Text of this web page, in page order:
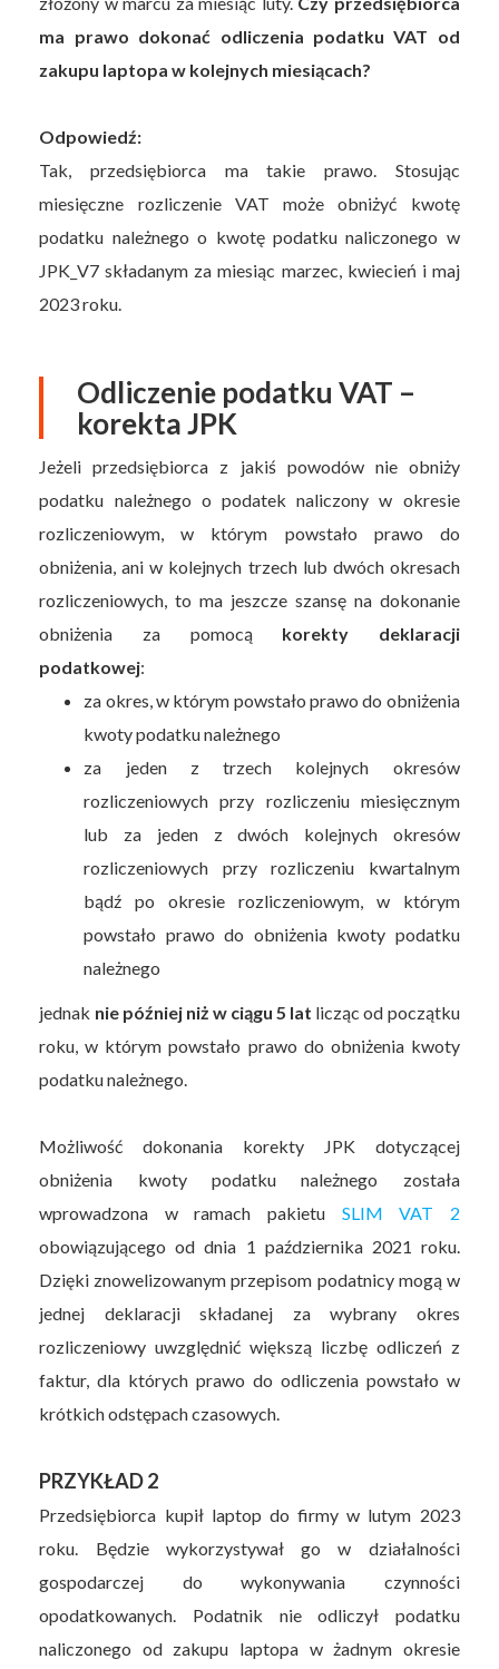
ma prawo dokonać odliczenia podatku VAT od
zakupu laptopa w kolejnych miesiącach?
Odpowiedź:
Tak, przedsiębiorca ma takie prawo. Stosując
miesięczne rozliczenie VAT może obniżyć kwotę
podatku należnego o kwotę podatku naliczonego w
JPK_V7 składanym za miesiąc marzec, kwiecień i maj
2023 roku.
Odliczenie podatku VAT –
korekta JPK
Jeżeli przedsiębiorca z jakiś powodów nie obniży
podatku należnego o podatek naliczony w okresie
rozliczeniowym, w którym powstało prawo do
obniżenia, ani w kolejnych trzech lub dwóch okresach
rozliczeniowych, to ma jeszcze szansę na dokonanie
obniżenia za pomocą korekty deklaracji
podatkowej:
za okres, w którym powstało prawo do obniżenia
kwoty podatku należnego
za jeden z trzech kolejnych okresów
rozliczeniowych przy rozliczeniu miesięcznym
lub za jeden z dwóch kolejnych okresów
rozliczeniowych przy rozliczeniu kwartalnym
bądź po okresie rozliczeniowym, w którym
powstało prawo do obniżenia kwoty podatku
należnego
jednak nie później niż w ciągu 5 lat licząc od początku
roku, w którym powstało prawo do obniżenia kwoty
podatku należnego.
Możliwość dokonania korekty JPK dotyczącej
obniżenia kwoty podatku należnego została
wprowadzona w ramach pakietu SLIM VAT 2
obowiązującego od dnia 1 października 2021 roku.
Dzięki znowelizowanym przepisom podatnicy mogą w
jednej deklaracji składanej za wybrany okres
rozliczeniowy uwzględnić większą liczbę odliczeń z
faktur, dla których prawo do odliczenia powstało w
krótkich odstępach czasowych.
PRZYKŁAD 2
Przedsiębiorca kupił laptop do firmy w lutym 2023
roku. Będzie wykorzystywał go w działalności
gospodarczej do wykonywania czynności
opodatkowanych. Podatnik nie odliczył podatku
naliczonego od zakupu laptopa w żadnym okresie